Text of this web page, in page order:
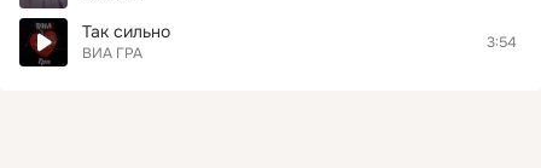
Так сильно
ВИА ГРА
3:54